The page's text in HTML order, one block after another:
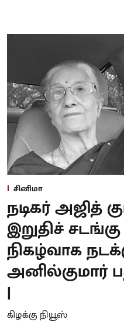
சினிமா
நடிகர் அஜித்
இறுதிச்
நிகழ்வாக
அனில்குமார்
|
கிழக்கு நியூஸ்